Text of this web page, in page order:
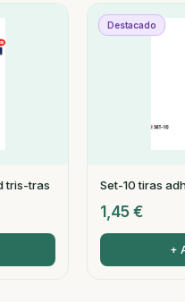
tris-tras
Destacado
Set-10 tiras
1,45 €
+